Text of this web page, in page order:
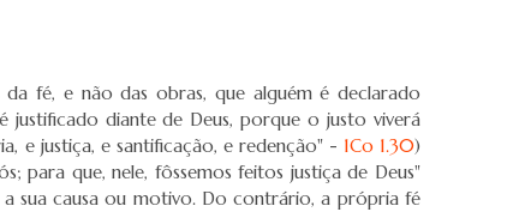
fé, e não das obras, que alguém é declarado
justificado diante de Deus, porque o justo viverá
e justiça, e santificação, e redenção" - 1Co 1.30)
para que, nele, fôssemos feitos justiça de Deus"
sua causa ou motivo. Do contrário, a própria fé